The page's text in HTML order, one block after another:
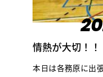
情熱が大切！！
本日は各務原に出